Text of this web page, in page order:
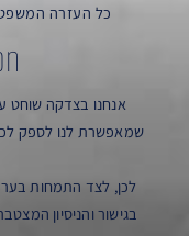
כל העזרה
אנחנו בצדקה שוחט
שמאפשרת לנו לספק
לכן, לצד התמחות
בגישור והניסיון